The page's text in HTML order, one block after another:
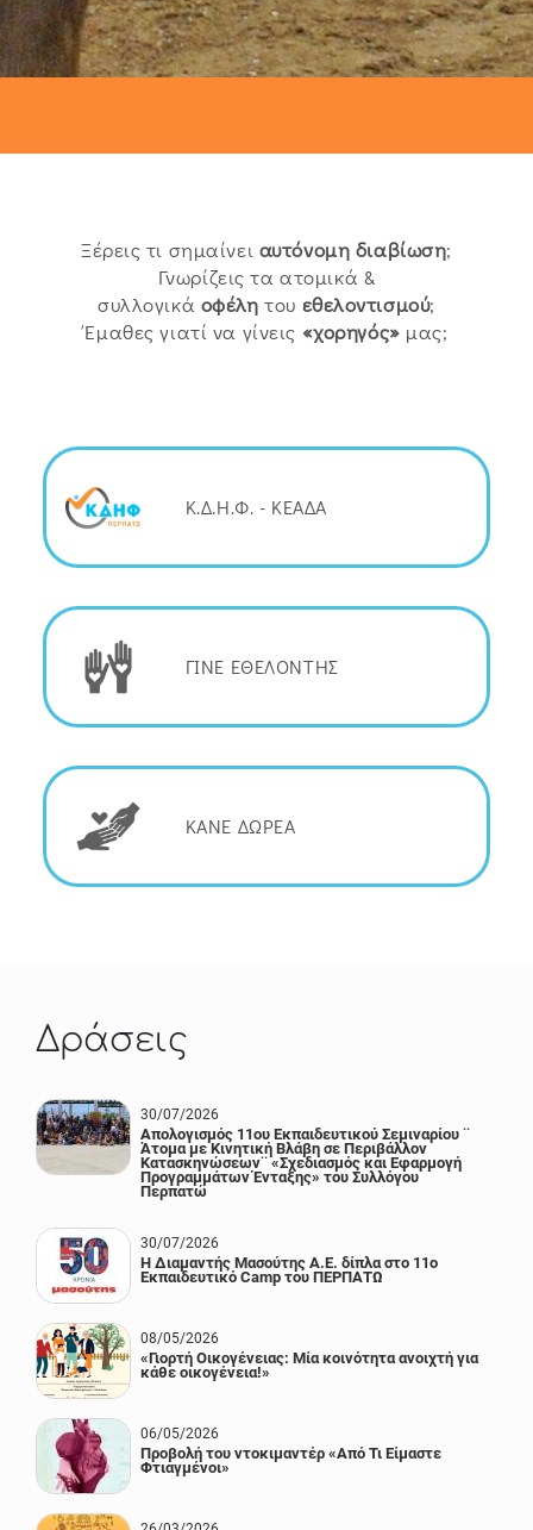
Ξέρεις τι σημαίνει αυτόνομη διαβίωση;
Γνωρίζεις τα ατομικά &
συλλογικά οφέλη του εθελοντισμού;
Έμαθες γιατί να γίνεις «χορηγός» μας;
Κ.Δ.Η.Φ. - ΚΕΑΔΑ
ΓΙΝΕ ΕΘΕΛΟΝΤΗΣ
ΚΑΝΕ ΔΩΡΕΑ
Δράσεις
30/07/2026
Απολογισμός 11ου Εκπαιδευτικού Σεμιναρίου ¨
Άτομα με Κινητική Βλάβη σε Περιβάλλον
Κατασκηνώσεων¨ «Σχεδιασμός και Εφαρμογή
Προγραμμάτων Ένταξης» του Συλλόγου
Περπατώ
30/07/2026
Η Διαμαντής Μασούτης Α.Ε. δίπλα στο 11ο
Εκπαιδευτικό Camp του ΠΕΡΠΑΤΩ
08/05/2026
«Γιορτή Οικογένειας: Μία κοινότητα ανοιχτή για
κάθε οικογένεια!»
06/05/2026
Προβολή του ντοκιμαντέρ «Από Τι Είμαστε
Φτιαγμένοι»